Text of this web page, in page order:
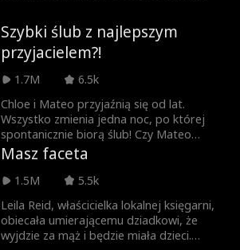
Casey prowadzi podwójne życie jako
Echo: enigmatyczna superproducentka,
która po cichu stworzyła jego sukces i w
tajemnicy przejęła kontrolę nad jego
wytwórnią. Kiedy prawda zaczyna
wychodzić na światło dzienne, na szali
staje nie tylko kariera, lecz także uczucia.
Czy Dexter i Casey odnajdą drogę z
powrotem do muzyki, która ich połączyła,
jak i również do siebie nawzajem?
Szybki ślub z najlepszym
przyjacielem?!
1.7M
6.5k
Chloe i Mateo przyjaźnią się od lat.
Wszystko zmienia jedna noc, po której
spontanicznie biorą ślub! Czy Mateo
wyzna, że od dawna kocha Chloe i wyrwie
ją ze strefy przyjaźni? Co zrobi
dziewczyna, gdy dowie się, że jej mąż w
dużej firmy?
Masz faceta
1.5M
5.5k
Leila Reid, właścicielka lokalnej księgarni,
obiecała umierającemu dziadkowi, że
wyjdzie za mąż i będzie miała dzieci.